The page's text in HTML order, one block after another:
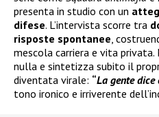
presenta in studio con un
difese. L’intervista scorre tra
risposte spontanee,
mescola carriera e vita
nulla e sintetizza subito il
diventata virale: “La gente dice
tono ironico e irriverente